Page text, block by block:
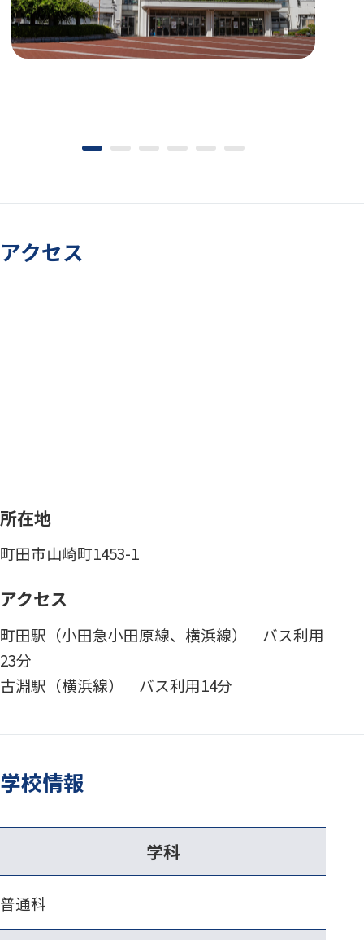
アクセス
所在地
町田市山崎町1453-1
アクセス
町田駅（小田急小田原線、横浜線） バス利用
23分
古淵駅（横浜線） バス利用14分
学校情報
学科
普通科